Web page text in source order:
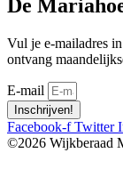
De
Vul je e-mailadres
ontvang
E-mail
Inschrijven!
Facebook-f Twitter
©2026 Wijkberaad